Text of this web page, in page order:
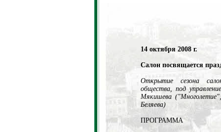
14 октября 2008 г.
Салон посвящается
Открытие сезона
общества, под
Мякишева ("Многолетие",
Беляева)
ПРОГРАММА